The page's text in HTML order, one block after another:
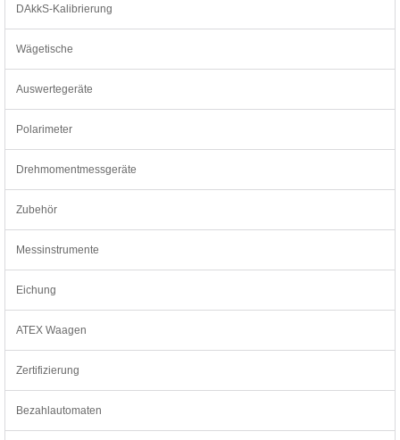
DAkkS-Kalibrierung
Wägetische
Auswertegeräte
Polarimeter
Drehmomentmessgeräte
Zubehör
Messinstrumente
Eichung
ATEX Waagen
Zertifizierung
Bezahlautomaten